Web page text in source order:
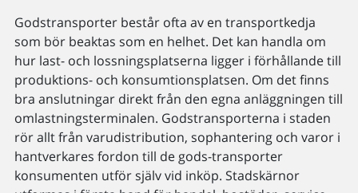
Godstransporter består ofta av en transportkedja
som bör beaktas som en helhet. Det kan handla om
hur last- och lossningsplatserna ligger i förhållande till
produktions- och konsumtionsplatsen. Om det finns
bra anslutningar direkt från den egna anläggningen till
omlastningsterminalen. Godstransporterna i staden
rör allt från varudistribution, sophantering och varor i
hantverkares fordon till de gods-transporter
konsumenten utför själv vid inköp. Stadskärnor